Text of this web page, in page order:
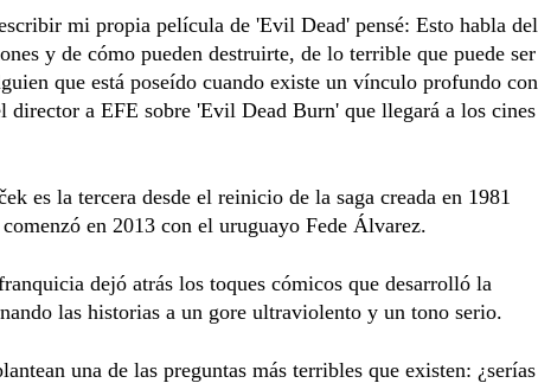
mi propia película de 'Evil Dead' pensé: Esto habla del
y de cómo pueden destruirte, de lo terrible que puede ser
que está poseído cuando existe un vínculo profundo con
director a EFE sobre 'Evil Dead Burn' que llegará a los cines
es la tercera desde el reinicio de la saga creada en 1981
en 2013 con el uruguayo Fede Álvarez.
dejó atrás los toques cómicos que desarrolló la
las historias a un gore ultraviolento y un tono serio.
una de las preguntas más terribles que existen: ¿serías